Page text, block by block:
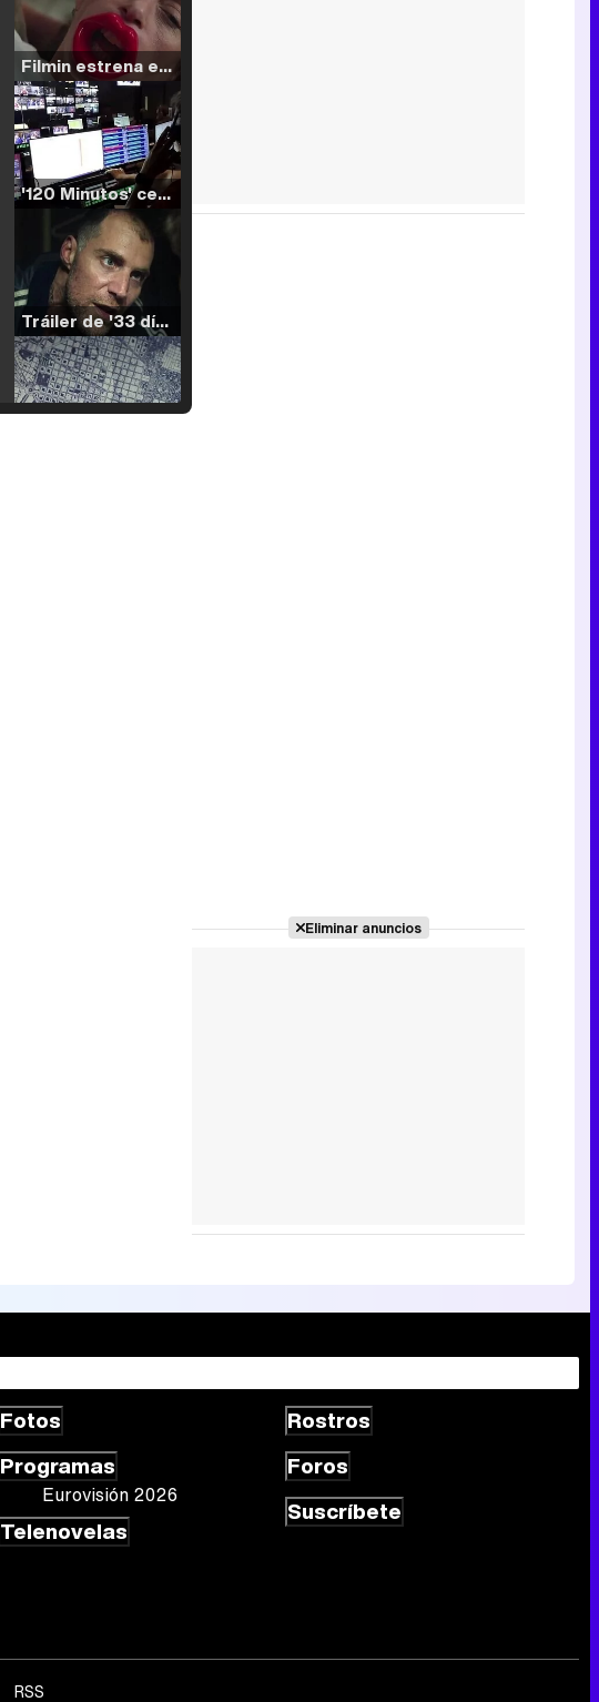
Filmin estrena el tráiler de 'Millennial Mal', su nueva comedia universitaria de la mano de Lorena Iglesias
'120 Minutos' celebra sus 2.000 programas en Telemadrid con un vídeo del día a día en la redacción
Tráiler de '33 días', la nueva serie de Atresplayer con Julián Villagrán y José Manuel Poga
Eliminar anuncios
Fotos
Programas
Eurovisión 2026
Telenovelas
Rostros
Foros
Suscríbete
RSS